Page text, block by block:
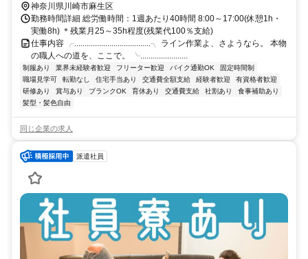
神奈川県川崎市麻生区
勤務時間詳細 総労働時間：1週あたり40時間 8:00～17:00(休憩1h・
実働8h) ＊残業月25～35h程度(残業代100％支給)
仕事内容 ╭.....................................╮ ライン作業よ、さようなら。 本物
の職人への道を、ここで。 ╰.......................
制服あり 業界未経験者歓迎 フリーター歓迎 バイク通勤OK
固定時間制
職場見学可
転勤なし 住宅手当あり 交通費全額支給 経験者歓迎
有資格者歓迎
研修あり
賞与あり ブランクOK 育休あり 交通費支給 社割あり
食事補助あり
髪型・髪色自由
同じ企業の求人
派遣社員